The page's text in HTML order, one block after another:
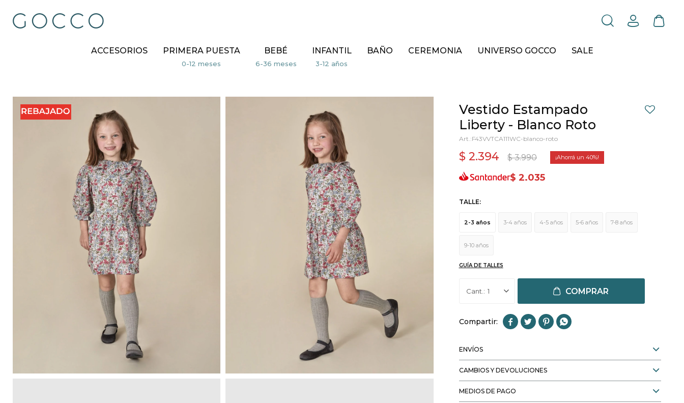
ACCESORIOS PRIMERA PUESTA BEBÉ INFANTIL BAÑO CEREMONIA UNIVERSO GOCCO SALE
Vestido Estampado
Liberty - Blanco Roto
F43VVTCA111WC-blanco-roto
$ 2.394 $ 3.990 40
$ 2.035
TALLE:
2-3 años 3-4 años 4-5 años 5-6 años 7-8 años
9-10 años
GUÍA DE TALLES
1 COMPRAR
   
ENVÍOS
CAMBIOS Y DEVOLUCIONES
MEDIOS DE PAGO